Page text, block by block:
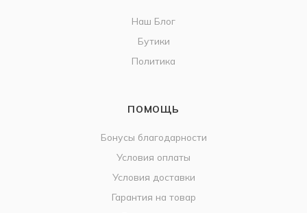
Наш Блог
Бутики
Политика
ПОМОЩЬ
Бонусы благодарности
Условия оплаты
Условия доставки
Гарантия на товар